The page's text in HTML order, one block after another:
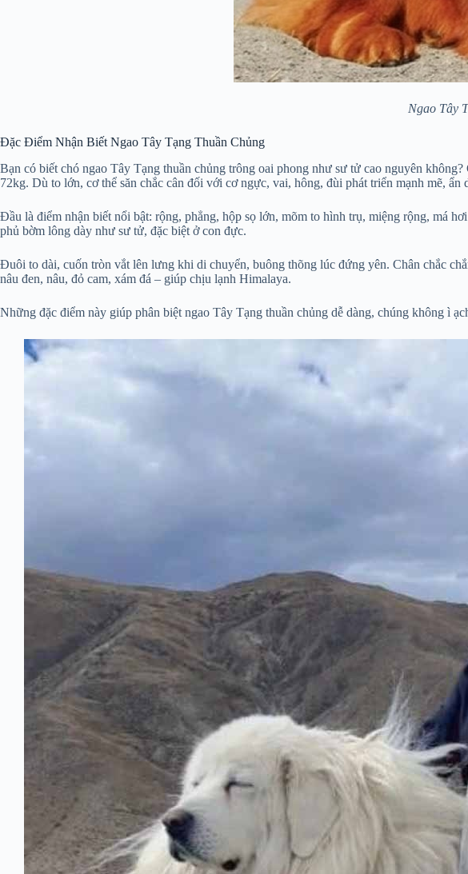
Ngao Tây
Đặc Điểm Nhận Biết Ngao Tây Tạng Thuần Chủng
Bạn có biết chó ngao Tây Tạng thuần chủng trông oai phong như sư tử cao nguyên
72kg. Dù to lớn, cơ thể săn chắc cân đối với cơ ngực, vai, hông, đùi phát triển mạnh mẽ, ẩn
Đầu là điểm nhận biết nổi bật: rộng, phẳng, hộp sọ lớn, mõm to hình trụ, miệng rộng, má
phủ bờm lông dày như sư tử, đặc biệt ở con đực.
Đuôi to dài, cuốn tròn vắt lên lưng khi di chuyển, buông thõng lúc đứng yên. Chân chắc
nâu đen, nâu, đỏ cam, xám đá – giúp chịu lạnh Himalaya.
Những đặc điểm này giúp phân biệt ngao Tây Tạng thuần chủng dễ dàng, chúng không ì